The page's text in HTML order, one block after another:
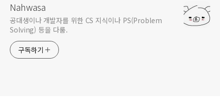
Nahwasa
공대생이나 개발자를 위한 CS 지식이나 PS(Problem
Solving) 등을 다룸.
구독하기